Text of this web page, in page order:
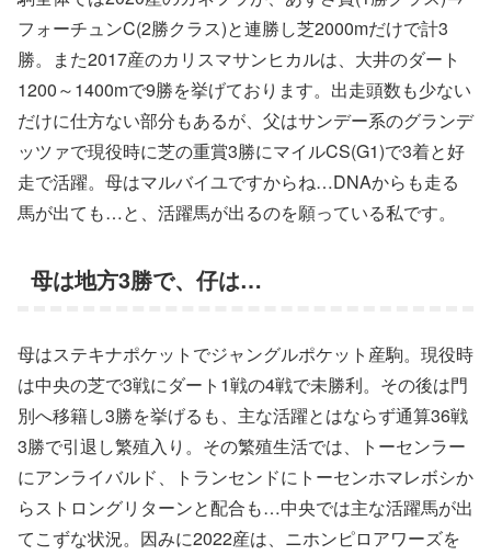
フォーチュンC(2勝クラス)と連勝し芝2000mだけで計3
勝。また2017産のカリスマサンヒカルは、大井のダート
1200～1400mで9勝を挙げております。出走頭数も少ない
だけに仕方ない部分もあるが、父はサンデー系のグランデ
ッツァで現役時に芝の重賞3勝にマイルCS(G1)で3着と好
走で活躍。母はマルバイユですからね…DNAからも走る
馬が出ても…と、活躍馬が出るのを願っている私です。
母は地方3勝で、仔は…
母はステキナポケットでジャングルポケット産駒。現役時
は中央の芝で3戦にダート1戦の4戦で未勝利。その後は門
別へ移籍し3勝を挙げるも、主な活躍とはならず通算36戦
3勝で引退し繁殖入り。その繁殖生活では、トーセンラー
にアンライバルド、トランセンドにトーセンホマレボシか
らストロングリターンと配合も…中央では主な活躍馬が出
てこずな状況。因みに2022産は、ニホンピロアワーズを